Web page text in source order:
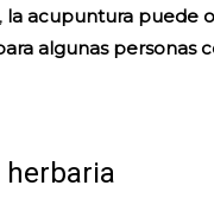
la acupuntura puede
algunas personas
herbaria